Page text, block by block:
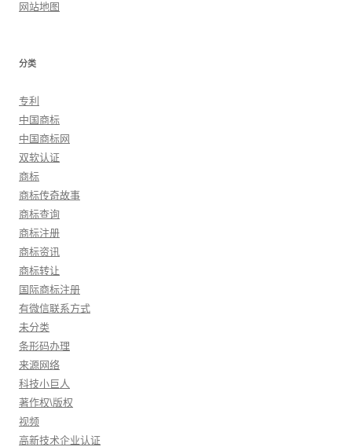
网站地图
分类
专利
中国商标
中国商标网
双软认证
商标
商标传奇故事
商标查询
商标注册
商标资讯
商标转让
国际商标注册
有微信联系方式
未分类
条形码办理
来源网络
科技小巨人
著作权\版权
视频
高新技术企业认证